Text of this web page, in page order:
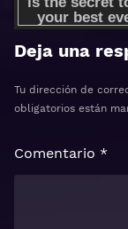
Deja una
Tu dirección de
obligatorios están
Comentario *